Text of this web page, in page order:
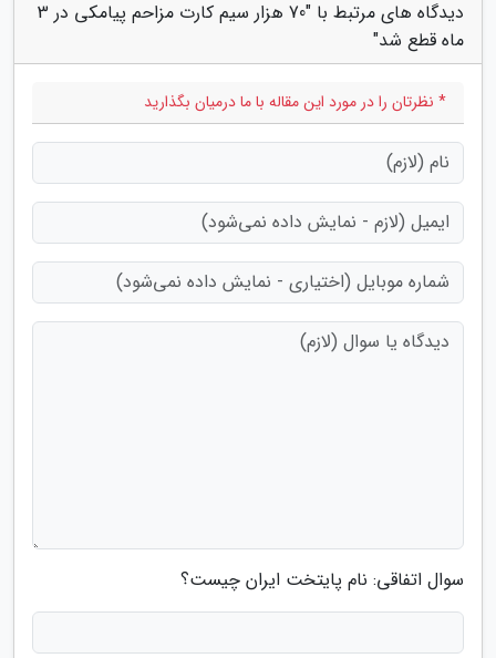
دیدگاه های مرتبط با "70 هزار سیم کارت مزاحم پیامکی در 3
ماه قطع شد"
* نظرتان را در مورد این مقاله با ما درمیان بگذارید
سوال اتفاقی: نام پایتخت ایران چیست؟